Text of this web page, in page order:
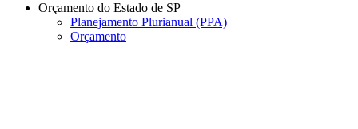
Orçamento do Estado de SP
Planejamento Plurianual (PPA)
Orçamento